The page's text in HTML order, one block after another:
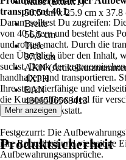
56.5 cm x 25.9 cm x 37.8
Breite
56,5 cm
Tiefe
37,8 cm
AKN
4XPH
EAN
4306516568413
transparent 40 L
Darum solltest Du zugreifen:
von 40 Litern und besteht aus
und robust macht. Durch die
den Überblick über den Inhalt,
suchst. Dank der
handhaben und transportieren.
Ihre strapazierfähige und
die Kunststoffbox ideal für
oder in der Werkstatt.
Festgezurrt: Die
ihre Robustheit und vielseitige
Aufbewahrungsansprüche.
Mehr anzeigen
Produktsicherheit